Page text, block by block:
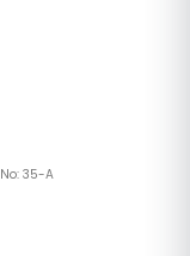
35-A